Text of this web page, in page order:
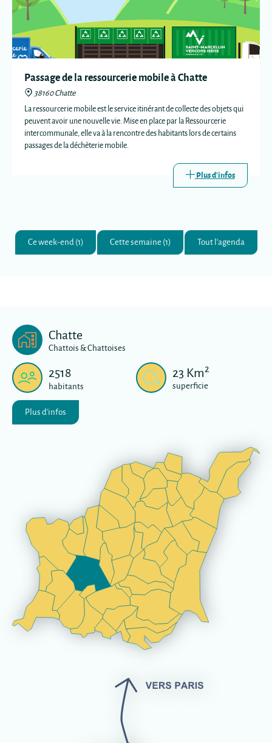
Passage de la ressourcerie mobile à Chatte
38160 Chatte
La ressourcerie mobile est le service itinérant de collecte des objets qui
peuvent avoir une nouvelle vie. Mise en place par la Ressourcerie
intercommunale, elle va à la rencontre des habitants lors de certains
passages de la déchèterie mobile.
Plus d'infos
Ce week-end (1) Cette semaine (1) Tout l'agenda
Chatte
Chattois & Chattoises
2518
habitants
23 Km2
superficie
Plus d'infos